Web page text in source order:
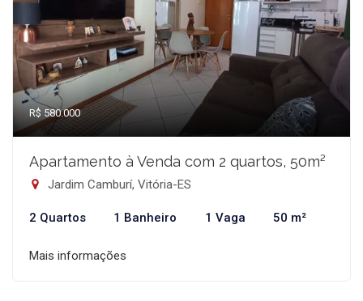
R$ 580.000
Apartamento à Venda com 2 quartos, 50m²
Jardim Camburí, Vitória-ES
2 Quartos 1 Banheiro 1 Vaga 50 m²
Mais informações